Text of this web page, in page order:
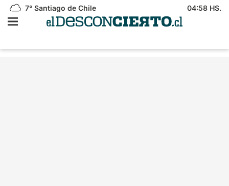
7° Santiago de Chile 04:58 HS.